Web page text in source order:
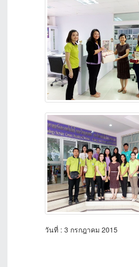
วันที่ : 3 กรกฎาคม 2015